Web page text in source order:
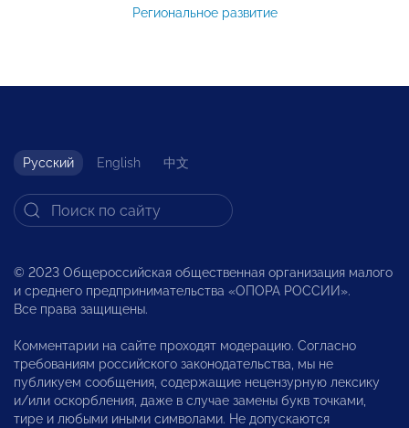
Региональное развитие
Русский English 中文
© 2023 Общероссийская общественная организация малого
и среднего предпринимательства «ОПОРА РОССИИ».
Все права защищены.
Комментарии на сайте проходят модерацию. Согласно
требованиям российского законодательства, мы не
публикуем сообщения, содержащие нецензурную лексику
и/или оскорбления, даже в случае замены букв точками,
тире и любыми иными символами. Не допускаются